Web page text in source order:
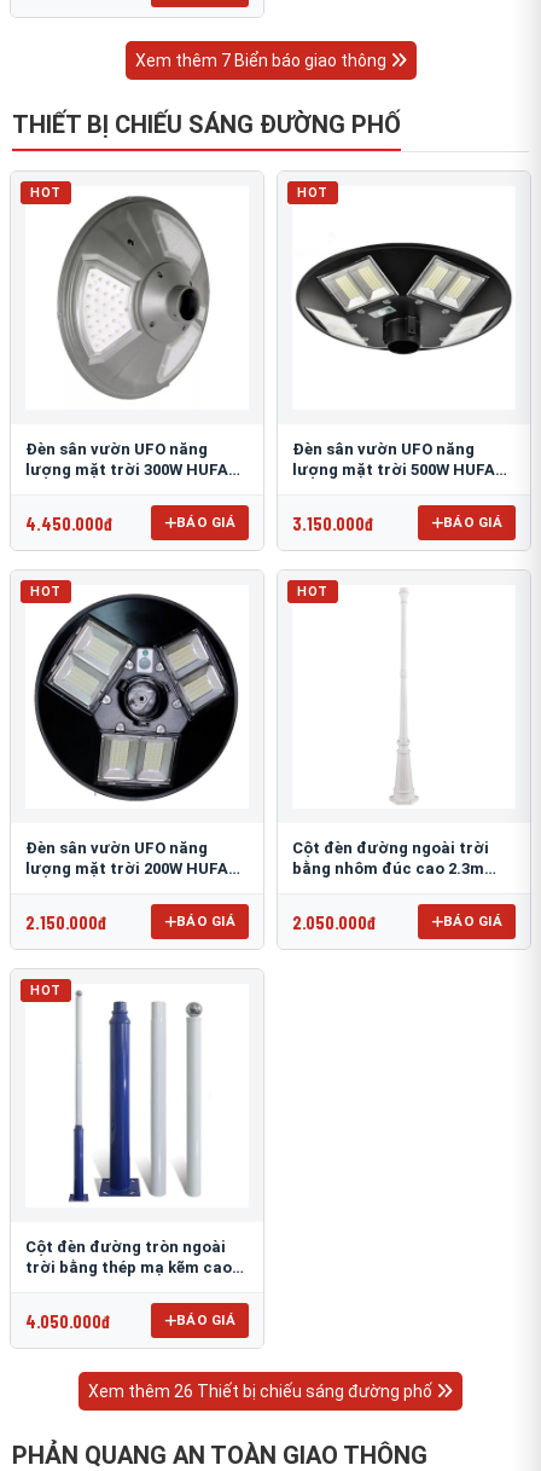
Xem thêm 7 Biển báo giao thông
THIẾT BỊ CHIẾU SÁNG ĐƯỜNG PHỐ
HOT
Đèn sân vườn UFO năng
lượng mặt trời 300W HUFA
4.450.000đ BÁO GIÁ
HOT
Đèn sân vườn UFO năng
lượng mặt trời 500W HUFA
3.150.000đ BÁO GIÁ
HOT
Đèn sân vườn UFO năng
lượng mặt trời 200W HUFA
2.150.000đ BÁO GIÁ
HOT
Cột đèn đường ngoài trời
bằng nhôm đúc cao 2.3m
2.050.000đ BÁO GIÁ
HOT
Cột đèn đường tròn ngoài
trời bằng thép mạ kẽm cao
4.050.000đ BÁO GIÁ
Xem thêm 26 Thiết bị chiếu sáng đường phố
PHẢN QUANG AN TOÀN GIAO THÔNG